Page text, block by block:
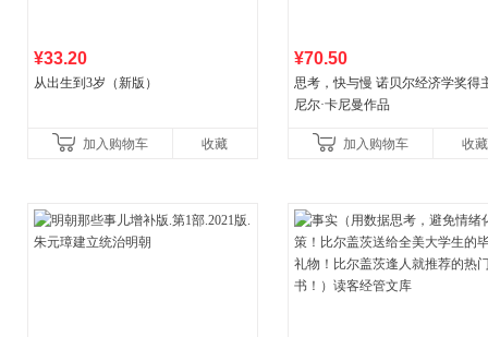
¥33.20
从出生到3岁（新版）
加入购物车 收藏
¥70.50
思考，快与慢 诺贝尔经济学奖得
尼尔·卡尼曼作品
加入购物车 收藏